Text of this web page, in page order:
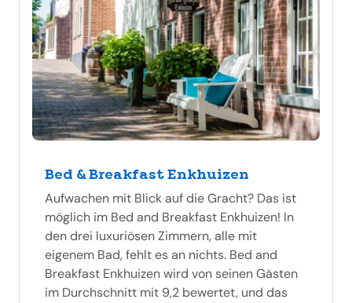
Bed & Breakfast Enkhuizen
Aufwachen mit Blick auf die Gracht? Das ist
möglich im Bed and Breakfast Enkhuizen! In
den drei luxuriösen Zimmern, alle mit
eigenem Bad, fehlt es an nichts. Bed and
Breakfast Enkhuizen wird von seinen Gästen
im Durchschnitt mit 9,2 bewertet, und das